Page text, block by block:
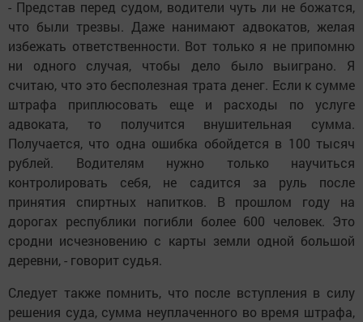
- Представ перед судом, водители чуть ли не божатся,
что были трезвы. Даже нанимают адвокатов, желая
избежать ответственности. Вот только я не припомню
ни одного случая, чтобы дело было выиграно. Я
считаю, что это бесполезная трата денег. Если к сумме
штрафа приплюсовать еще и расходы по услуге
адвоката, то получится внушительная сумма.
Получается, что одна ошибка обойдется в 100 тысяч
рублей. Водителям нужно только научиться
контролировать себя, не садится за руль после
принятия спиртных напитков. В прошлом году на
дорогах республики погибли более 600 человек. Это
сродни исчезновению с карты земли одной большой
деревни, - говорит судья.
Следует также помнить, что после вступления в силу
решения суда, сумма неуплаченного во время штрафа,